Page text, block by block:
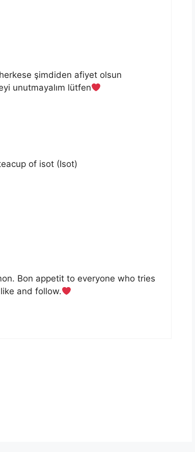
şimdiden afiyet olsun
unutmayalım lütfen
of isot (Isot)
Bon appetit to everyone who tries
and follow.